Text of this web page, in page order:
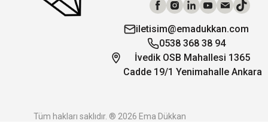
iletisim@emadukkan.com
0538 368 38 94
İvedik OSB Mahallesi 1365
Cadde 19/1 Yenimahalle Ankara
Tüm hakları saklıdır. ® 2026 Ema Dükkan